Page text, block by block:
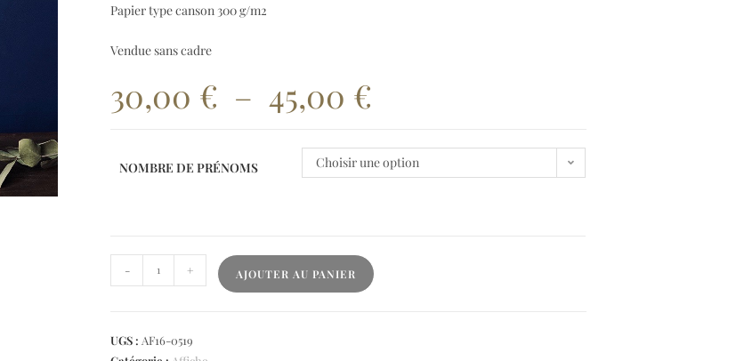
Papier type canson 300 g/m2
Vendue sans cadre
30,00 € – 45,00 €
NOMBRE DE PRÉNOMS Choisir une option
- + AJOUTER AU PANIER
UGS : AF16-0519